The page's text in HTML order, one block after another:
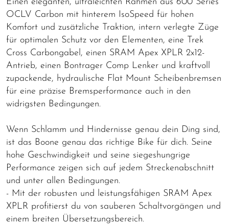
OCLV Carbon mit hinterem IsoSpeed für hohen
Komfort und zusätzliche Traktion, intern verlegte Züge
für optimalen Schutz vor den Elementen, eine Trek
Cross Carbongabel, einen SRAM Apex XPLR 2x12-
Antrieb, einen Bontrager Comp Lenker und kraftvoll
zupackende, hydraulische Flat Mount Scheibenbremsen
für eine präzise Bremsperformance auch in den
widrigsten Bedingungen.
Wenn Schlamm und Hindernisse genau dein Ding sind,
ist das Boone genau das richtige Bike für dich. Seine
hohe Geschwindigkeit und seine siegeshungrige
Performance zeigen sich auf jedem Streckenabschnitt
und unter allen Bedingungen.
- Mit der robusten und leistungsfähigen SRAM Apex
XPLR profitierst du von sauberen Schaltvorgängen und
einem breiten Übersetzungsbereich.